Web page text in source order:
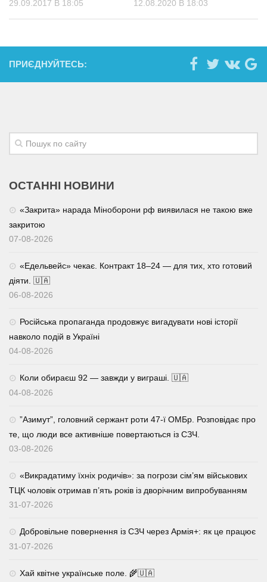
29.09.2017 В 18:05 12.08.2020 В 18:03
ПРИЄДНУЙТЕСЬ:
ОСТАННІ НОВИНИ
«Закрита» нарада Міноборони рф виявилася не такою вже
закритою
07-08-2026
«Едельвейс» чекає. Контракт 18–24 — для тих, хто готовий
діяти. 🇺🇦
06-08-2026
Російська пропаганда продовжує вигадувати нові історії
навколо подій в Україні
04-08-2026
Коли обираєш 92 — завжди у виграші. 🇺🇦
04-08-2026
⁨”Азимут”, головний сержант роти 47-ї ОМБр. Розповідає про
те, що люди все активніше повертаються із СЗЧ.
03-08-2026
«Викрадатиму їхніх родичів»: за погрози сім’ям військових
ТЦК чоловік отримав п’ять років із дворічним випробуванням
31-07-2026
Добровільне повернення із СЗЧ через Армія+: як це працює
31-07-2026
Хай квітне українське поле. 🌾🇺🇦